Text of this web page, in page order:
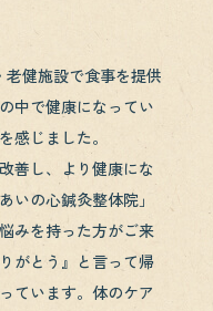
健施設で食事を提供
中で健康になってい
感じました。
善し、より健康にな
いの心鍼灸整体院」
みを持った方がご来
がとう』と言って帰
ています。体のケア